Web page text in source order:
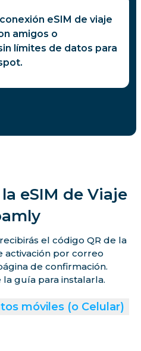
eSIM de viaje
amigos o
límites de datos para
eSIM de Viaje
el código QR de la
activación por correo
de confirmación.
guía para instalarla.
móviles (o Celular)